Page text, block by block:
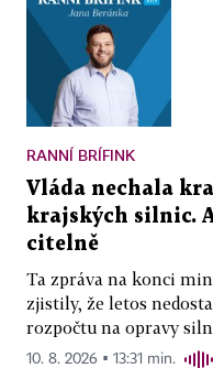
RANNÍ BRÍFINK
Vláda nechala
krajských silnic.
citelně
Ta zpráva na konci
zjistily, že letos
rozpočtu na opravy
10. 8. 2026 ▪ 13:31 min.